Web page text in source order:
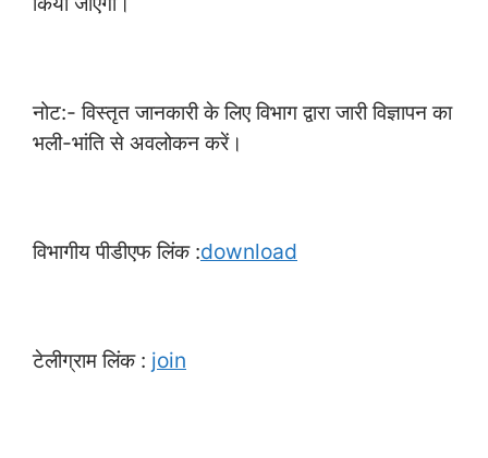
नोट:- विस्तृत जानकारी के लिए विभाग द्वारा जारी विज्ञापन का
भली-भांति से अवलोकन करें।
विभागीय पीडीएफ लिंक :download
टेलीग्राम लिंक : join